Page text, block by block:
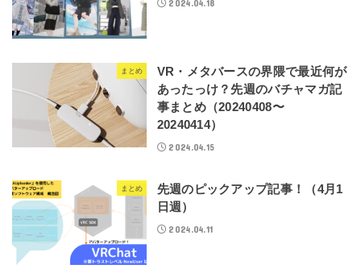
2024.04.18
まとめ
VR・メタバースの界隈で最近何が
あったっけ？先週のバチャマガ記
事まとめ（20240408〜
20240414）
2024.04.15
まとめ
先週のピックアップ記事！（4月1
日週）
2024.04.11